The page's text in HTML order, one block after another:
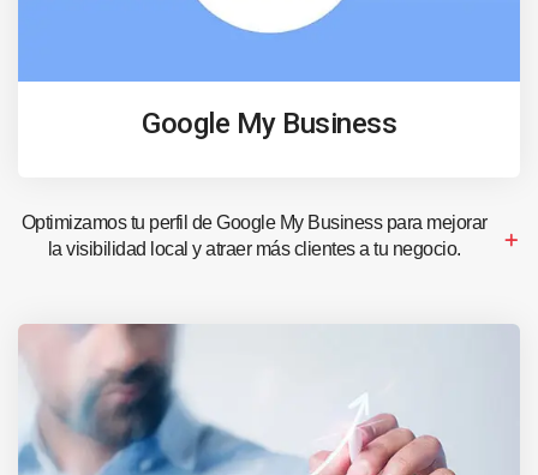
Google My Business
Optimizamos tu perfil de Google My Business para mejorar
la visibilidad local y atraer más clientes a tu negocio.